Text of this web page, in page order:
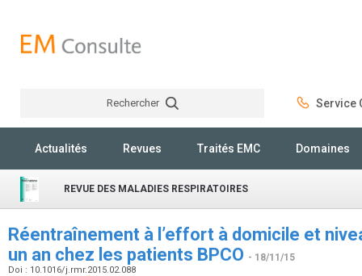
Rechercher Service
Actualités Revues Traités EMC Domaines
REVUE DES MALADIES RESPIRATOIRES
Réentraînement à l’effort à domicile et
un an chez les patients BPCO - 18/11/15
Doi : 10.1016/j.rmr.2015.02.088